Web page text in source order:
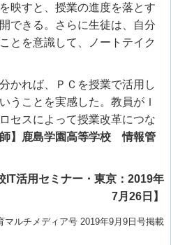
映すと、授業の進度を落とす
できる。さらに生徒は、自分
とを意識して、ノートテイク
かれば、ＰＣを授業で活用し
うことを実感した。教員がＩ
セスによって授業改革につな
師】鹿島学園高等学校 情報管
IT活用セミナー・東京：2019年
7月26日】
マルチメディア号 2019年9月9日号掲載